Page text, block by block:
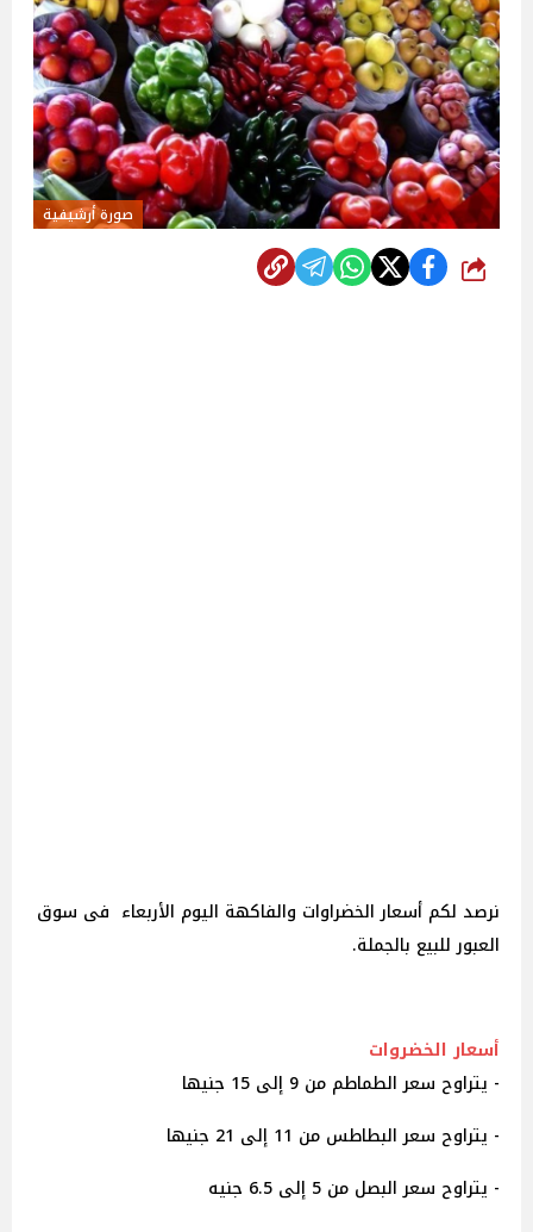
صورة أرشيفية
شارك
نرصد لكم أسعار الخضراوات والفاكهة اليوم الأربعاء فى سوق
العبور للبيع بالجملة.
أسعار الخضروات
- يتراوح سعر الطماطم من 9 إلى 15 جنيها
- يتراوح سعر البطاطس من 11 إلى 21 جنيها
- يتراوح سعر البصل من 5 إلى 6.5 جنيه